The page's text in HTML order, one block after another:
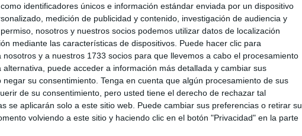
identificadores únicos e información estándar enviada por un dispositivo
medición de publicidad y contenido, investigación de audiencia y
nosotros y nuestros socios podemos utilizar datos de localización
mediante las características de dispositivos. Puede hacer clic para
y a nuestros 1733 socios para que llevemos a cabo el procesamiento
puede acceder a información más detallada y cambiar sus
su consentimiento. Tenga en cuenta que algún procesamiento de sus
de su consentimiento, pero usted tiene el derecho de rechazar tal
se aplicarán solo a este sitio web. Puede cambiar sus preferencias o retirar su
volviendo a este sitio y haciendo clic en el botón "Privacidad" en la parte
de mayores Virgen de África de Ceuta se ha
y no ...
colegio Maestro José Acosta
verano
2026 0
Maestro José Acosta de Ceuta ya tiene vía libre.
el contrato con ...